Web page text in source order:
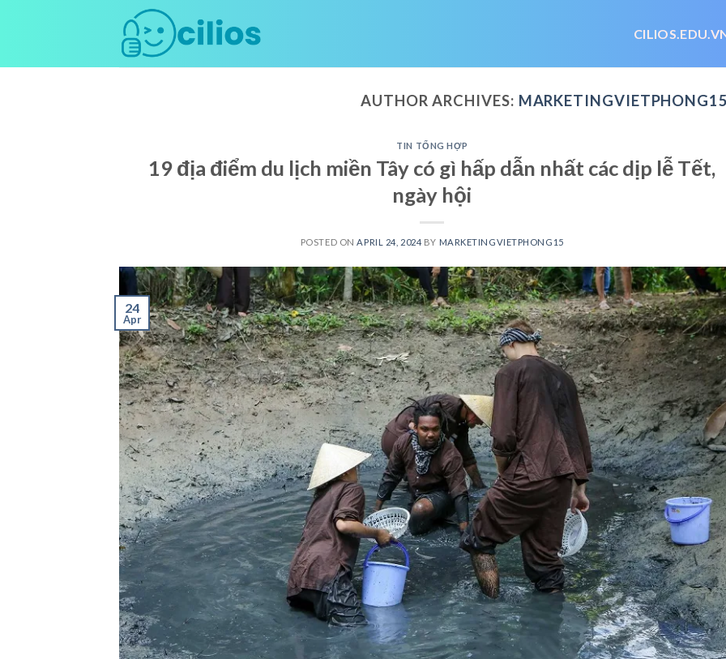
AUTHOR ARCHIVES:
TIN TỔNG HỢP
19 địa điểm du lịch miền Tây có gì hấp dẫn nhất các dịp lễ Tết,
ngày hội
POSTED ONAPRIL 24, 2024 BY MARKETINGVIETPHONG15
24
Apr